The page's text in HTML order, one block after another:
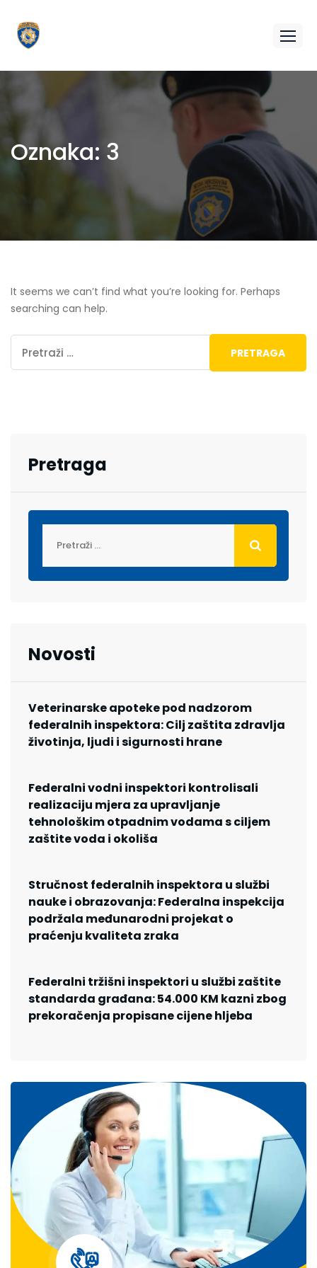
Oznaka: 3
It seems we can’t find what you’re looking for. Perhaps
searching can help.
Pretraga
Novosti
Veterinarske apoteke pod nadzorom
federalnih inspektora: Cilj zaštita zdravlja
životinja, ljudi i sigurnosti hrane
Federalni vodni inspektori kontrolisali
realizaciju mjera za upravljanje
tehnološkim otpadnim vodama s ciljem
zaštite voda i okoliša
Stručnost federalnih inspektora u službi
nauke i obrazovanja: Federalna inspekcija
podržala međunarodni projekat o
praćenju kvaliteta zraka
Federalni tržišni inspektori u službi zaštite
standarda građana: 54.000 KM kazni zbog
prekoračenja propisane cijene hljeba